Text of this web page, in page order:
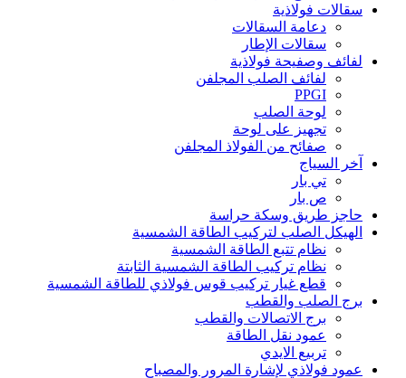
سقالات فولاذية
دعامة السقالات
سقالات الإطار
لفائف وصفيحة فولاذية
لفائف الصلب المجلفن
PPGI
لوحة الصلب
تجهيز على لوحة
صفائح من الفولاذ المجلفن
آخر السياج
تي بار
ص بار
حاجز طريق وسكة حراسة
الهيكل الصلب لتركيب الطاقة الشمسية
نظام تتبع الطاقة الشمسية
نظام تركيب الطاقة الشمسية الثابتة
قطع غيار تركيب قوس فولاذي للطاقة الشمسية
برج الصلب والقطب
برج الاتصالات والقطب
عمود نقل الطاقة
تربيع الايدي
عمود فولاذي لإشارة المرور والمصباح